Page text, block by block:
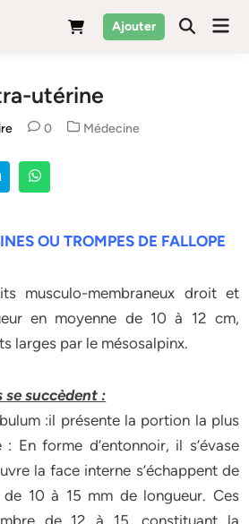
Ajouter
utérine
0
Posted
Médecine
OU TROMPES DE FALLOPE
musculo-membraneux droit et
en moyenne de 10 à 12 cm,
larges par le mésosalpinx.
se succèdent :
:il présente la portion la plus
En forme d’entonnoir, il s’évase
la face interne s’échappent de
de 10 à 15 mm de longueur. Ces
de 12 à 15, constituant la